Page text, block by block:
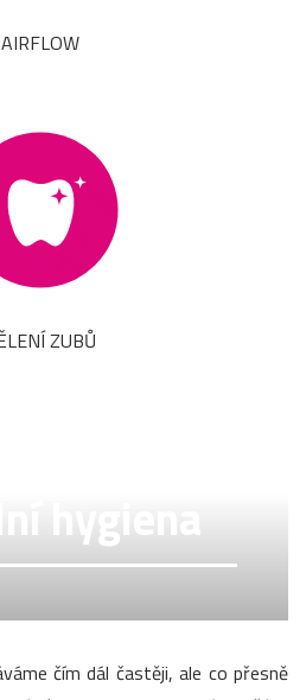
AIRFLOW
ZUBŮ
čím dál častěji, ale co přesně
hygiena